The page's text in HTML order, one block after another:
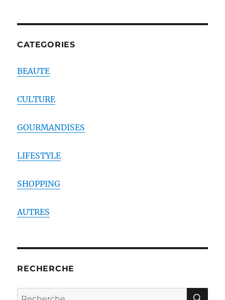
CATEGORIES
BEAUTE
CULTURE
GOURMANDISES
LIFESTYLE
SHOPPING
AUTRES
RECHERCHE
Recherche